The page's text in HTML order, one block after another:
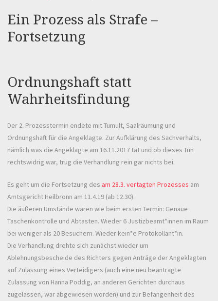
Ein Prozess als Strafe –
Fortsetzung
Ordnungshaft statt
Wahrheitsfindung
Der 2. Prozesstermin endete mit Tumult, Saalräumung und
Ordnungshaft für die Angeklagte. Zur Aufklärung des Sachverhalts,
nämlich was die Angeklagte am 16.11.2017 tat und ob dieses Tun
rechtswidrig war, trug die Verhandlung rein gar nichts bei.
Es geht um die Fortsetzung des am 28.3. vertagten Prozesses am
Amtsgericht Heilbronn am 11.4.19 (ab 12.30).
Die äußeren Umstände waren wie beim ersten Termin: Genaue
Taschenkontrolle und Abtasten. Wieder 6 Justizbeamt*innen im Raum
bei weniger als 20 Besuchern. Wieder kein*e Protokollant*in.
Die Verhandlung drehte sich zunächst wieder um
Ablehnungsbescheide des Richters gegen Anträge der Angeklagten
auf Zulassung eines Verteidigers (auch eine neu beantragte
Zulassung von Hanna Poddig, an anderen Gerichten durchaus
zugelassen, war abgewiesen worden) und zur Befangenheit des